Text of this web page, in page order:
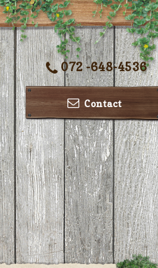
072 -648-4536
Contact